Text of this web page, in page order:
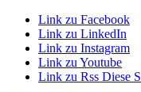
Link zu Facebook
Link zu LinkedIn
Link zu Instagram
Link zu Youtube
Link zu Rss Diese